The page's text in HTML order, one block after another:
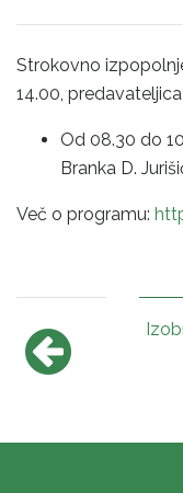
Strokovno
14.00, predavateljica
Od 08.30 do
Branka D.
Več o programu: